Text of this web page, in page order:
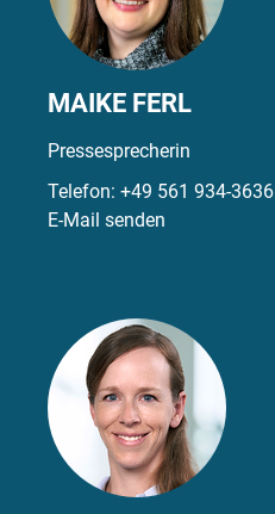
MAIKE FERL
Pressesprecherin
Telefon: +49 561 934-3636
E-Mail senden